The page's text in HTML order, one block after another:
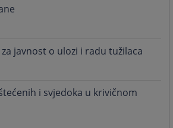
javnost o ulozi i radu tužilaca
i svjedoka u krivičnom